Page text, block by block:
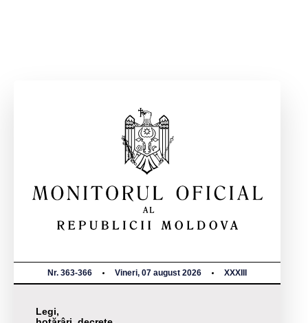
Nr. 363-366 Vineri, 07 august 2026 XXXIII
Legi,